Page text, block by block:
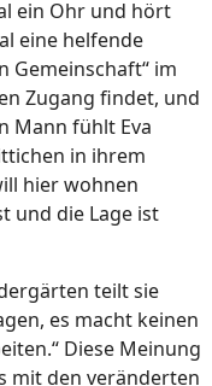
ein Ohr und hört
eine helfende
Gemeinschaft“ im
Zugang findet, und
Mann fühlt Eva
in ihrem
hier wohnen
und die Lage ist
teilt sie
es macht keinen
Diese Meinung
mit den veränderten